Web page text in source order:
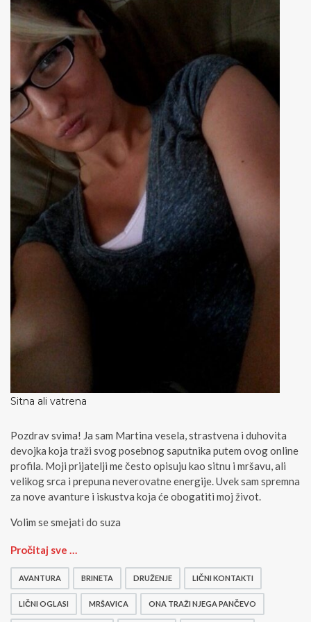
Sitna ali vatrena
Pozdrav svima! Ja sam Martina vesela, strastvena i duhovita
devojka koja traži svog posebnog saputnika putem ovog online
profila. Moji prijatelji me često opisuju kao sitnu i mršavu, ali
velikog srca i prepuna neverovatne energije. Uvek sam spremna
za nove avanture i iskustva koja će obogatiti moj život.
Volim se smejati do suza
S
n
a
Pročitaj sve …
AVANTURA BRINETA DRUŽENJE LIČNI KONTAKTI
LIČNI OGLASI MRŠAVICA ONA TRAŽI NJEGA PANČEVO